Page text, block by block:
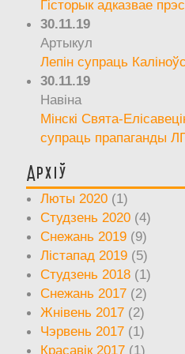
Гісторык адказвае
30.11.19
Артыкул
Лепін супраць
30.11.19
Навіна
Мінскі Свята-
супраць прапаганды
Архіў
Люты 2020 (1)
Студзень 2020 (4)
Снежань 2019 (9)
Лістапад 2019 (5)
Студзень 2018 (1)
Снежань 2017 (2)
Жнівень 2017 (2)
Чэрвень 2017 (1)
Красавік 2017 (1)